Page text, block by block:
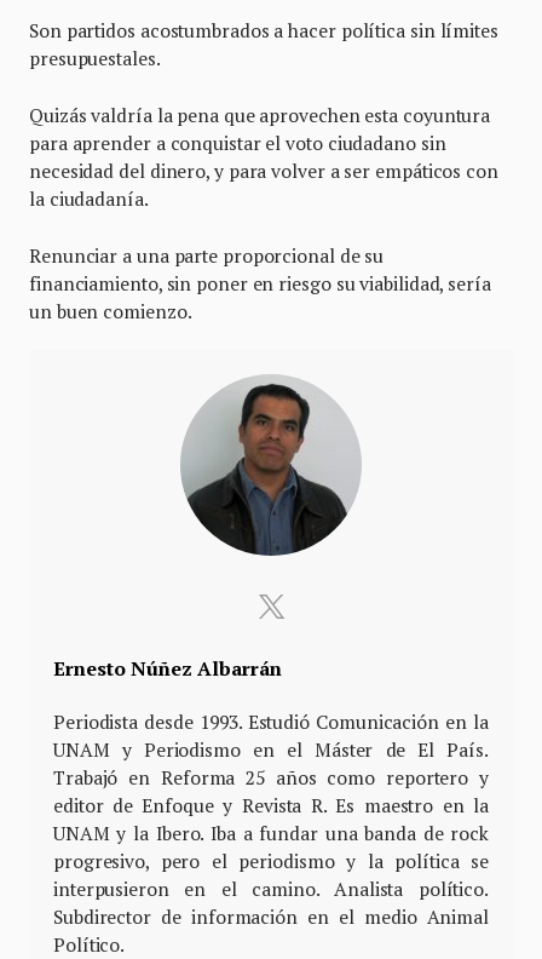
Son partidos acostumbrados a hacer política sin límites
presupuestales.
Quizás valdría la pena que aprovechen esta coyuntura
para aprender a conquistar el voto ciudadano sin
necesidad del dinero, y para volver a ser empáticos con
la ciudadanía.
Renunciar a una parte proporcional de su
financiamiento, sin poner en riesgo su viabilidad, sería
un buen comienzo.
Ernesto Núñez Albarrán
Periodista desde 1993. Estudió Comunicación en la
UNAM y Periodismo en el Máster de El País.
Trabajó en Reforma 25 años como reportero y
editor de Enfoque y Revista R. Es maestro en la
UNAM y la Ibero. Iba a fundar una banda de rock
progresivo, pero el periodismo y la política se
interpusieron en el camino. Analista político.
Subdirector de información en el medio Animal
Político.